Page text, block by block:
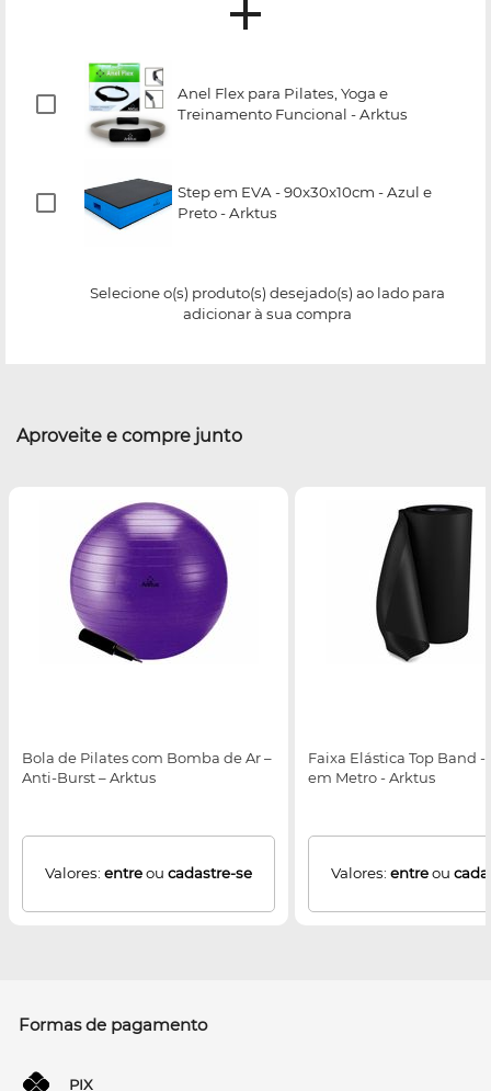
Anel Flex para Pilates, Yoga e
Treinamento Funcional - Arktus
Step em EVA - 90x30x10cm - Azul e
Preto - Arktus
Selecione o(s) produto(s) desejado(s) ao lado para
adicionar à sua compra
Aproveite e compre junto
Bola de Pilates com Bomba de Ar –
Anti-Burst – Arktus
Valores: entreou cadastre-se
Faixa Elástica Top Band
em Metro - Arktus
Valores: entreou
Formas de pagamento
PIX